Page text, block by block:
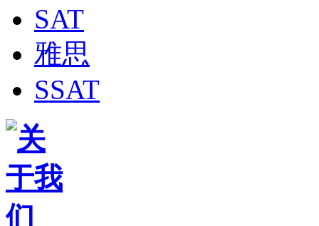
SAT
雅思
SSAT